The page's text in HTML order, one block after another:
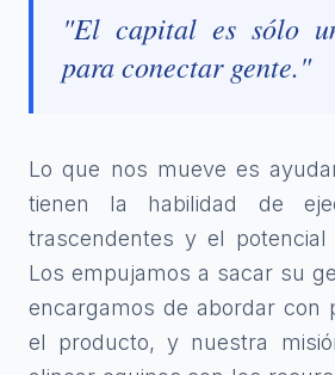
"El capital es sólo
para conectar gente."
Lo que nos mueve es
tienen la habilidad de
trascendentes y el
Los empujamos a sacar su
encargamos de abordar con
el producto, y nuestra